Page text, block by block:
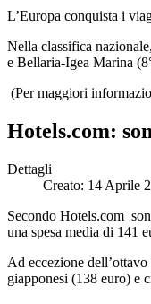
L’Europa conquista i
Nella classifica
e Bellaria-Igea Marina
(Per maggiori
Hotels.com:
Dettagli
Creato: 14 Aprile
Secondo Hotels.com
una spesa media di 141
Ad eccezione
giapponesi (138 euro) e